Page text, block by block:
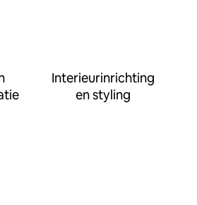
Interieurinrichting
en styling